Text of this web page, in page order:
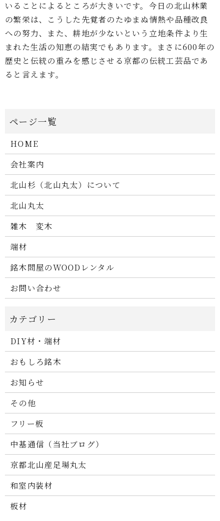
いることによるところが大きいです。今日の北山林業
の繁栄は、こうした先覚者のたゆまぬ情熱や品種改良
への努力、また、耕地が少ないという立地条件より生
まれた生活の知恵の結実でもあります。まさに600年の
歴史と伝統の重みを感じさせる京都の伝統工芸品であ
ると言えます。
HOME
会社案内
北山杉（北山丸太）について
北山丸太
雑木 変木
端材
銘木問屋のWOODレンタル
お問い合わせ
DIY材・端材
おもしろ銘木
お知らせ
その他
フリー板
中基通信（当社ブログ）
京都北山産足場丸太
和室内装材
板材